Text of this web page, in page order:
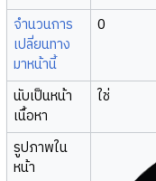
จำนวนการ
เปลี่ยนทาง
มาหน้านี้
0
นับเป็นหน้า
เนื้อหา
ใช่
รูปภาพใน
หน้า